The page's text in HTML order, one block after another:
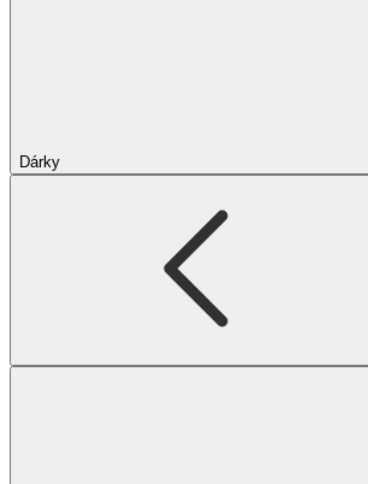
Dárky